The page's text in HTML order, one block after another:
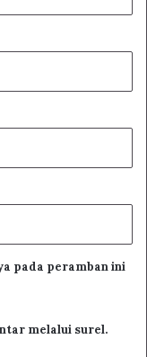
pada peramban ini
melalui surel.